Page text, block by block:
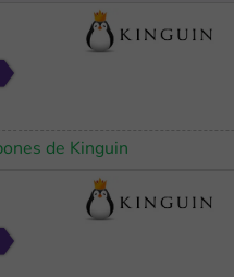
de Kinguin